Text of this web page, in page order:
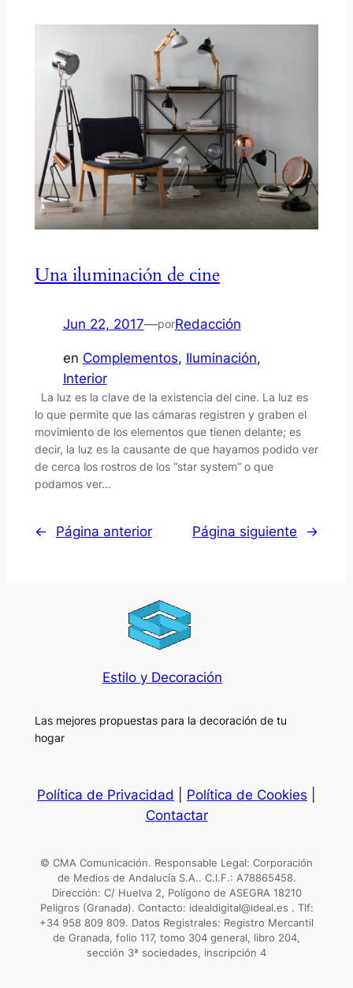
Una iluminación de cine
Jun 22, 2017—porRedacción
en Complementos, Iluminación
Interior
La luz es la clave de la existencia del cine. La luz es
lo que permite que las cámaras registren y graben el
movimiento de los elementos que tienen delante; es
decir, la luz es la causante de que hayamos podido ver
de cerca los rostros de los “star system” o que
podamos ver…
← Página anterior Página siguiente →
Estilo y Decoración
Las mejores propuestas para la decoración de tu
hogar
Política de Privacidad Política de Cookies
Contactar
© CMA Comunicación. Responsable Legal: Corporación
de Medios de Andalucía S.A.. C.I.F.: A78865458.
Dirección: C/ Huelva 2, Polígono de ASEGRA 18210
Peligros (Granada). Contacto: idealdigital@ideal.es . Tlf:
+34 958 809 809. Datos Registrales: Registro Mercantil
de Granada, folio 117, tomo 304 general, libro 204,
sección 3ª sociedades, inscripción 4